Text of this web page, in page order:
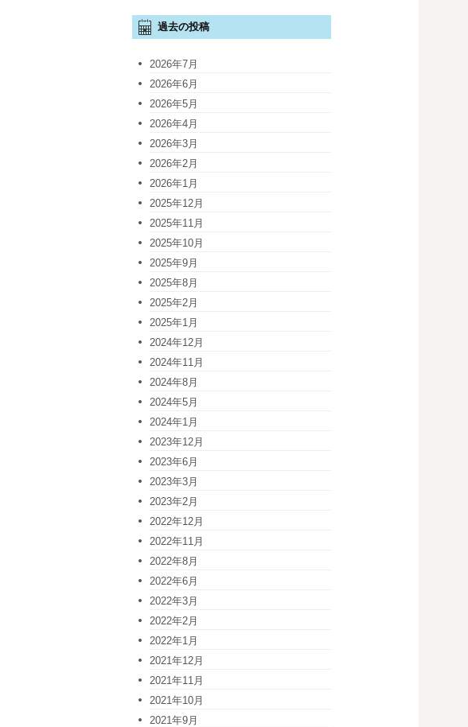
過去の投稿
2026年7月
2026年6月
2026年5月
2026年4月
2026年3月
2026年2月
2026年1月
2025年12月
2025年11月
2025年10月
2025年9月
2025年8月
2025年2月
2025年1月
2024年12月
2024年11月
2024年8月
2024年5月
2024年1月
2023年12月
2023年6月
2023年3月
2023年2月
2022年12月
2022年11月
2022年8月
2022年6月
2022年3月
2022年2月
2022年1月
2021年12月
2021年11月
2021年10月
2021年9月